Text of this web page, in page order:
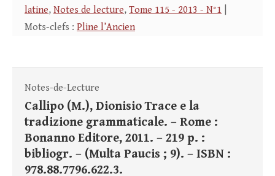
latine, Notes de lecture, Tome 115 - 2013 - N°1
Mots-clefs : Pline l’Ancien
Notes-de-Lecture
Callipo (M.), Dionisio Trace e la
tradizione grammaticale. – Rome :
Bonanno Editore, 2011. – 219 p. :
bibliogr. – (Multa Paucis ; 9). – ISBN :
978.88.7796.622.3.